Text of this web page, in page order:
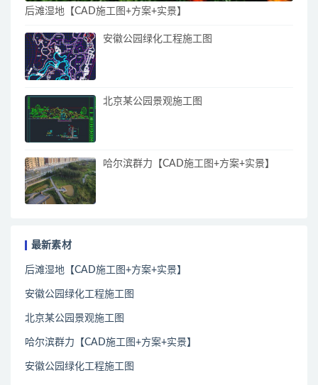
后滩湿地【CAD施工图+方案+实景】
安徽公园绿化工程施工图
北京某公园景观施工图
哈尔滨群力【CAD施工图+方案+实景】
最新素材
后滩湿地【CAD施工图+方案+实景】
安徽公园绿化工程施工图
北京某公园景观施工图
哈尔滨群力【CAD施工图+方案+实景】
安徽公园绿化工程施工图